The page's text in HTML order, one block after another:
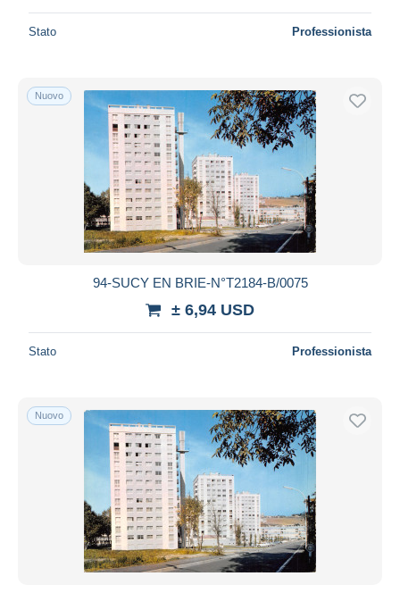
Stato Professionista
Nuovo
94-SUCY EN BRIE-N°T2184-B/0075
± 6,94 USD
Stato Professionista
Nuovo